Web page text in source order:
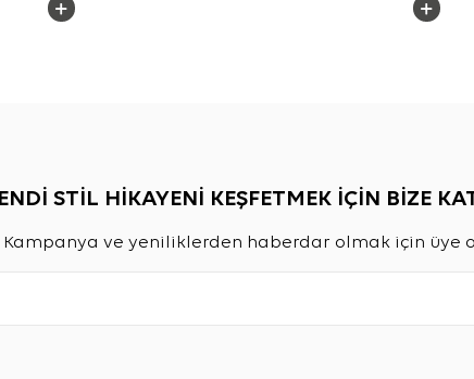
STİL HİKAYENİ KEŞFETMEK İÇİN BİZE
Kampanya ve yeniliklerden haberdar olmak için üye